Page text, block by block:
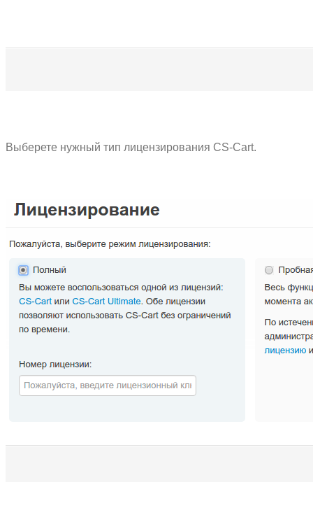
Выберете нужный тип лицензирования CS-Cart.